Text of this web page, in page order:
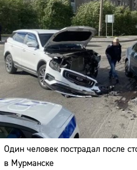
Один человек пострадал после
в Мурманске